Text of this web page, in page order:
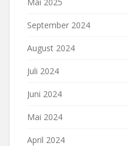
September 2024
August 2024
Juli 2024
Juni 2024
Mai 2024
April 2024